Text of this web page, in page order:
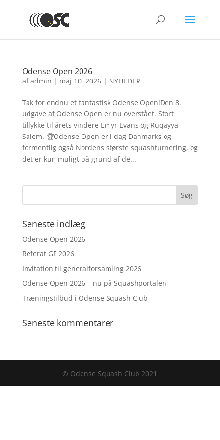
Odense Open 2026
afadmin | maj 10, 2026| NYHEDER
Tak for endnu et fantastisk Odense Open!Den 8.
udgave af Odense Open er nu overstået. Stort
tillykke til årets vindere Emyr Evans og Ruqayya
Salem. 🏆Odense Open er i dag Danmarks og
formentlig også Nordens største squashturnering, og
det er kun muligt på grund af de...
Seneste indlæg
Odense Open 2026
Referat GF 2026
Invitation til generalforsamling 2026
Odense Open 2026 – nu på Squashportalen
Træningstilbud i Odense Squash Club
Seneste kommentarer
© Odense Squash Club 2021